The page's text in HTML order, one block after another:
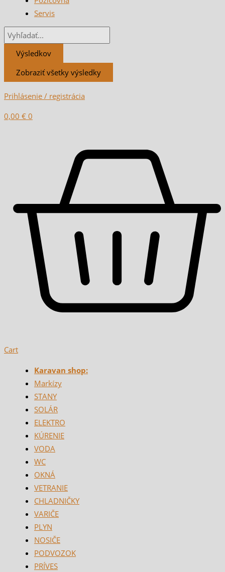
Servis
Výsledkov
Zobraziť všetky výsledky
Prihlásenie / registrácia
0,00 € 0
Cart
Karavan shop:
Markízy
STANY
SOLÁR
ELEKTRO
KÚRENIE
VODA
WC
OKNÁ
VETRANIE
CHLADNIČKY
VARIČE
PLYN
NOSIČE
PODVOZOK
PRÍVES